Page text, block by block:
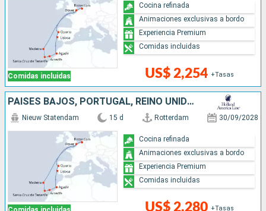
Comidas incluidas US$ 2,254 +Tasas
Cocina refinada
Animaciones exclusivas a bordo
Experiencia Premium
Comidas incluidas
PAISES BAJOS, PORTUGAL, REINO UNIDO, MARRUECOS
Nieuw Statendam 15 d Rotterdam 30/09/2028
US$ 2,280 +Tasas
Cocina refinada
Animaciones exclusivas a bordo
Experiencia Premium
Comidas incluidas